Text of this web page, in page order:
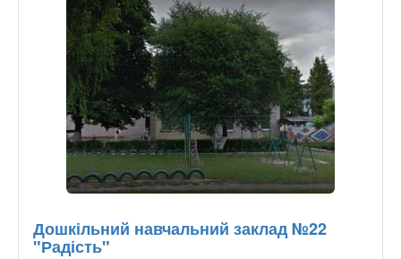
Дошкільний навчальний заклад №22
"Радість"